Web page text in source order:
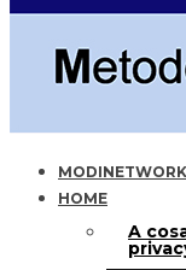
MODINETWORK
HOME
A